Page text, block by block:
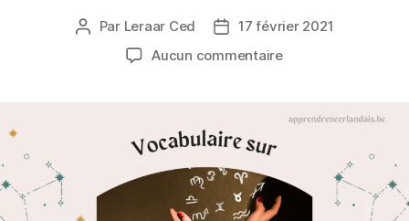
Auteur
Par Leraar Ced
Date17 février 2021
Aucun commentairesur
l’horoscope